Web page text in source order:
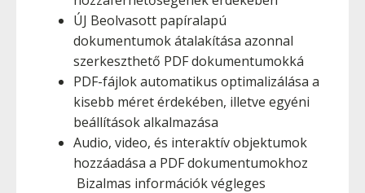
ÚJ Beolvasott papíralapú
dokumentumok átalakítása azonnal
szerkeszthető PDF dokumentumokká
PDF-fájlok automatikus optimalizálása a
kisebb méret érdekében, illetve egyéni
beállítások alkalmazása
Audio, video, és interaktív objektumok
hozzáadása a PDF dokumentumokhoz
Bizalmas információk végleges